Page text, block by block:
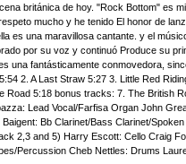
británica de hoy. "Rock Bottom" es
mucho y he tenido El honor de
es una maravillosa cantante. y el
por su voz y continuó Produce su
una fantásticamente conmovedora,
2. A Last Straw 5:27 3. Little Red
Road 5:18 bonus tracks: 7. The British
Lead Vocal/Farfisa Organ John
Bb Clarinet/Bass Clarinet/
2,3 and 5) Harry Escott: Cello Craig
Percussion Cheb Nettles: Drums